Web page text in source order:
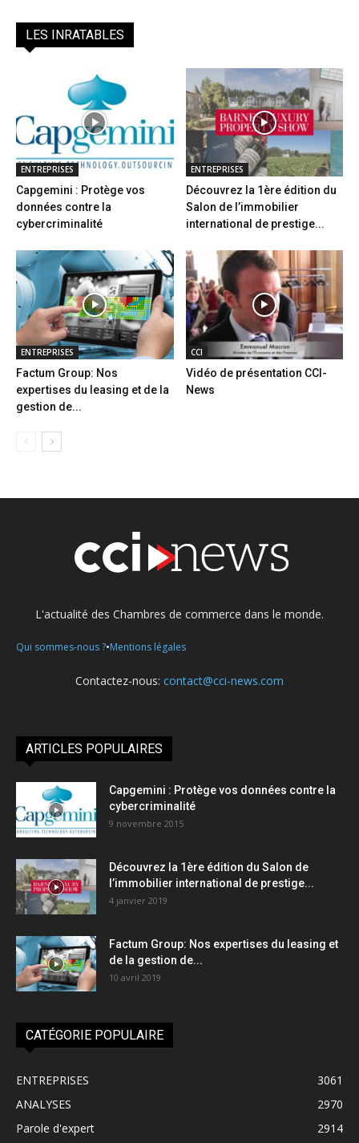
LES INRATABLES
ENTREPRISES
Capgemini : Protège vos
données contre la
cybercriminalité
ENTREPRISES
Découvrez la 1ère édition du
Salon de l’immobilier
international de prestige...
ENTREPRISES
Factum Group: Nos
expertises du leasing et de la
gestion de...
CCI
Vidéo de présentation CCI-
News
L'actualité des Chambres de commerce dans le monde.
Qui sommes-nous ?•Mentions légales
Contactez-nous: contact@cci-news.com
ARTICLES POPULAIRES
Capgemini : Protège vos données contre la
cybercriminalité
9 novembre 2015
Découvrez la 1ère édition du Salon de
l’immobilier international de prestige...
4 janvier 2019
Factum Group: Nos expertises du leasing et
de la gestion de...
10 avril 2019
CATÉGORIE POPULAIRE
ENTREPRISES
3061
ANALYSES
2970
Parole d'expert
2914